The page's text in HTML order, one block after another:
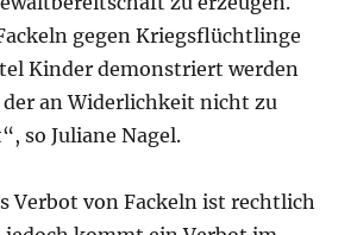
gegen Kriegsflüchtlinge
Kinder demonstriert werden
an Widerlichkeit nicht zu
so Juliane Nagel.
Verbot von Fackeln ist rechtlich